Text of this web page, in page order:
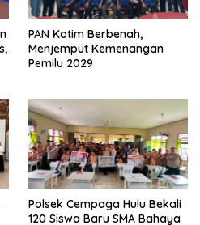
PAN Kotim Berbenah,
Menjemput Kemenangan
Pemilu 2029
Polsek Cempaga Hulu Bekali
120 Siswa Baru SMA Bahaya